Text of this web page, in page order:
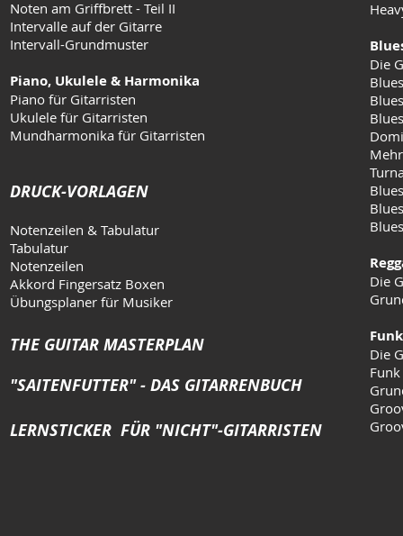
Noten am Griffbrett - Teil II
Intervalle auf der Gitarre
Intervall-Grundmuster
Piano, Ukulele & Harmonika
Piano für Gitarristen
Ukulele für Gitarristen
Mundharmonika für Gitarristen
DRUCK-VORLAGEN
Notenzeilen & Tabulatur
Tabulatur
Notenzeilen
Akkord Fingersatz Boxen
Übungsplaner für Musiker
THE GUITAR MASTERPLAN
"SAITENFUTTER" - DAS GITARRENBUCH
LERNSTICKER FÜR "NICHT"-GITARRISTEN
Die
Die
Die